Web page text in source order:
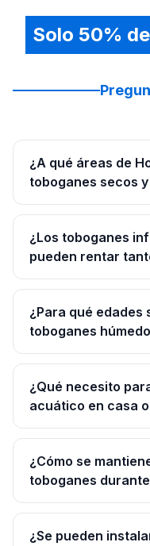
Solo 50%
¿A qué áreas de
toboganes secos
¿Los toboganes
pueden rentar
¿Para qué edades
toboganes
¿Qué necesito
acuático en casa
¿Cómo se
toboganes
¿Se pueden